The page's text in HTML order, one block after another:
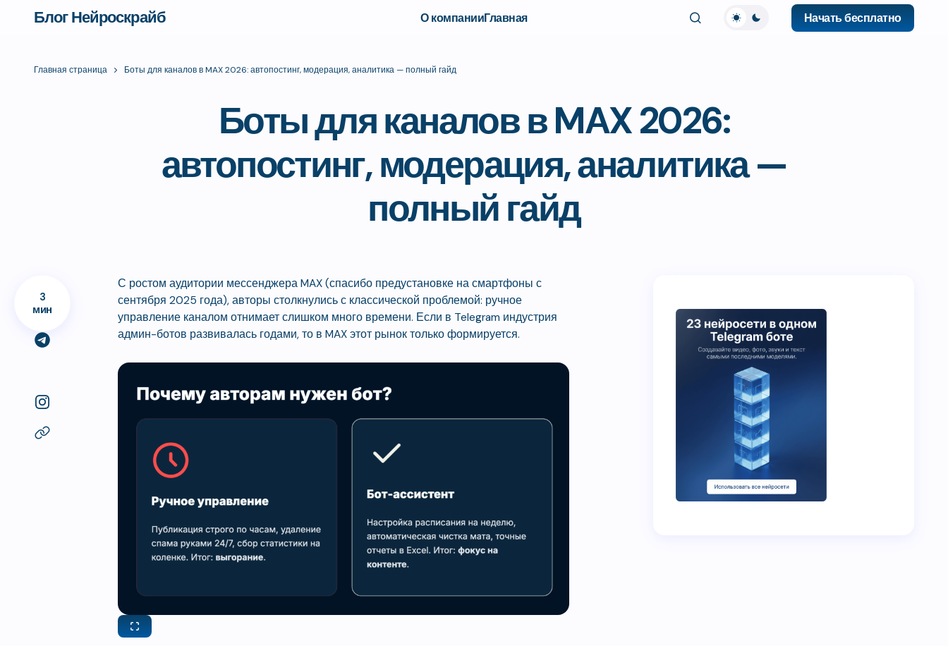
Блог Нейроскрайб О компанииГлавная Начать бесплатно
Главная страница Боты для каналов в MAX 2026: автопостинг, модерация, аналитика — полный гайд
Боты для каналов в MAX 2026:
автопостинг, модерация, аналитика —
полный гайд
3
мин
С ростом аудитории мессенджера MAX (спасибо предустановке на смартфоны с
сентября 2025 года), авторы столкнулись с классической проблемой: ручное
управление каналом отнимает слишком много времени. Если в Telegram индустрия
админ-ботов развивалась годами, то в MAX этот рынок только формируется.